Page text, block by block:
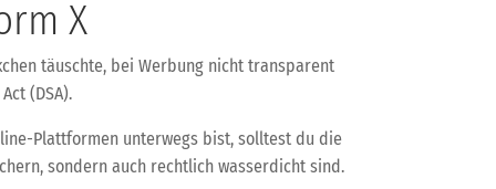
X
täuschte, bei Werbung nicht transparent
(DSA).
Plattformen unterwegs bist, solltest du die
sondern auch rechtlich wasserdicht sind.